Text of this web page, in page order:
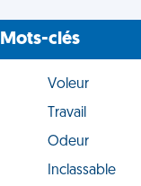
Mots-clés
Voleur
Travail
Odeur
Inclassable